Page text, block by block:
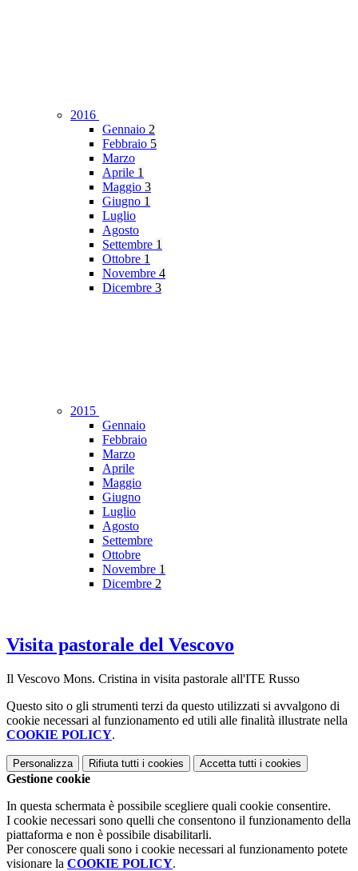
2016
Gennaio 2
Febbraio 5
Marzo
Aprile 1
Maggio 3
Giugno 1
Luglio
Agosto
Settembre 1
Ottobre 1
Novembre 4
Dicembre 3
2015
Gennaio
Febbraio
Marzo
Aprile
Maggio
Giugno
Luglio
Agosto
Settembre
Ottobre
Novembre 1
Dicembre 2
Visita pastorale del Vescovo
Il Vescovo Mons. Cristina in visita pastorale all'ITE Russo
Questo sito o gli strumenti terzi da questo utilizzati si avvalgono di
cookie necessari al funzionamento ed utili alle finalità illustrate nella
COOKIE POLICY.
Personalizza Rifiuta tutti i cookies Accetta tutti i cookies
Gestione cookie
In questa schermata è possibile scegliere quali cookie consentire.
I cookie necessari sono quelli che consentono il funzionamento della
piattaforma e non è possibile disabilitarli.
Per conoscere quali sono i cookie necessari al funzionamento potete
visionare la COOKIE POLICY.